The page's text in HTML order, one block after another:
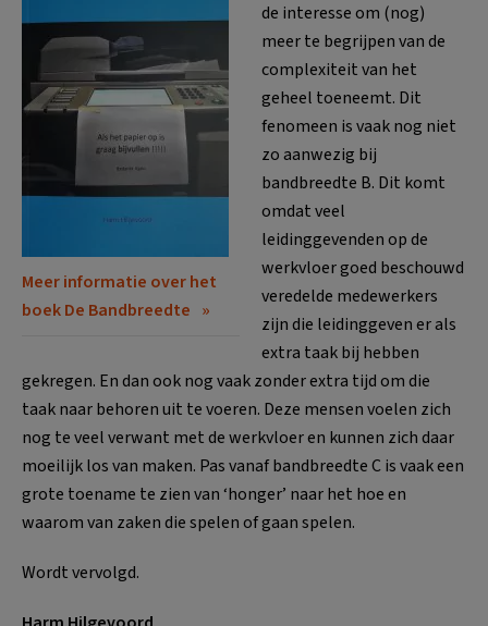
Meer informatie over het
boek De Bandbreedte
de interesse om (nog)
meer te begrijpen van de
complexiteit van het
geheel toeneemt. Dit
fenomeen is vaak nog niet
zo aanwezig bij
bandbreedte B. Dit komt
omdat veel
leidinggevenden op de
werkvloer goed beschouwd
veredelde medewerkers
zijn die leidinggeven er als
extra taak bij hebben
gekregen. En dan ook nog vaak zonder extra tijd om die
taak naar behoren uit te voeren. Deze mensen voelen zich
nog te veel verwant met de werkvloer en kunnen zich daar
moeilijk los van maken. Pas vanaf bandbreedte C is vaak een
grote toename te zien van ‘honger’ naar het hoe en
waarom van zaken die spelen of gaan spelen.
Wordt vervolgd.